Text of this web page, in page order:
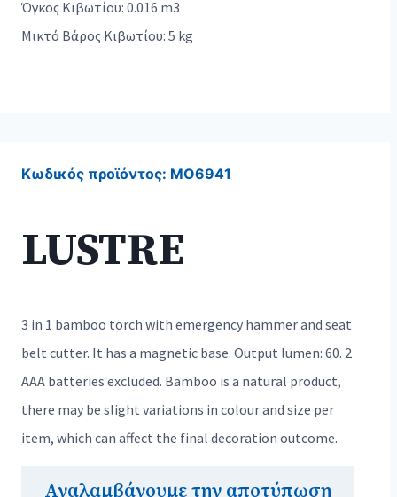
Όγκος Κιβωτίου: 0.016 m3
Μικτό Βάρος Κιβωτίου: 5 kg
Κωδικός προϊόντος: MO6941
LUSTRE
3 in 1 bamboo torch with emergency hammer and seat
belt cutter. It has a magnetic base. Output lumen: 60. 2
AAA batteries excluded. Bamboo is a natural product,
there may be slight variations in colour and size per
item, which can affect the final decoration outcome.
Αναλαμβάνουμε την αποτύπωση